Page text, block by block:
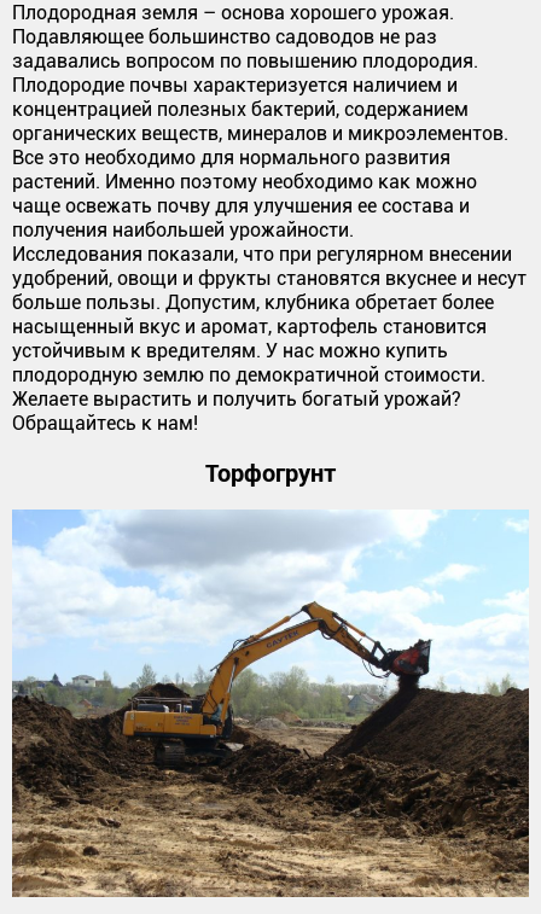
Плодородная земля – основа хорошего урожая.
Подавляющее большинство садоводов не раз
задавались вопросом по повышению плодородия.
Плодородие почвы характеризуется наличием и
концентрацией полезных бактерий, содержанием
органических веществ, минералов и микроэлементов.
Все это необходимо для нормального развития
растений. Именно поэтому необходимо как можно
чаще освежать почву для улучшения ее состава и
получения наибольшей урожайности.
Исследования показали, что при регулярном внесении
удобрений, овощи и фрукты становятся вкуснее и несут
больше пользы. Допустим, клубника обретает более
насыщенный вкус и аромат, картофель становится
устойчивым к вредителям. У нас можно купить
плодородную землю по демократичной стоимости.
Желаете вырастить и получить богатый урожай?
Обращайтесь к нам!
Торфогрунт